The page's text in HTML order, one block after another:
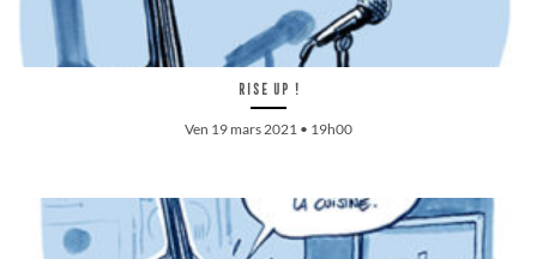
Rise up !
Ven 19 mars 2021 • 19h00